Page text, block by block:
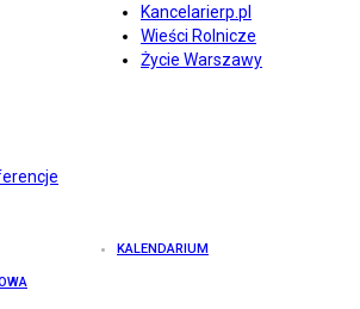
Kancelarierp.pl
Wieści Rolnicze
Życie Warszawy
KALENDARIUM